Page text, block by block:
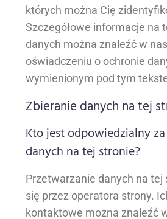
których można Cię
Szczegółowe informacje na
danych można znaleźć w
oświadczeniu o ochronie
wymienionym pod tym
Zbieranie danych na tej
Kto jest odpowiedzialny
danych na tej stronie?
Przetwarzanie danych na tej
się przez operatora strony.
kontaktowe można znaleźć